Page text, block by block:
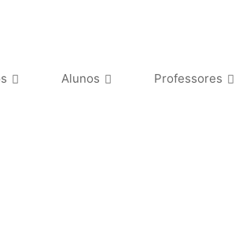
Alunos Professores